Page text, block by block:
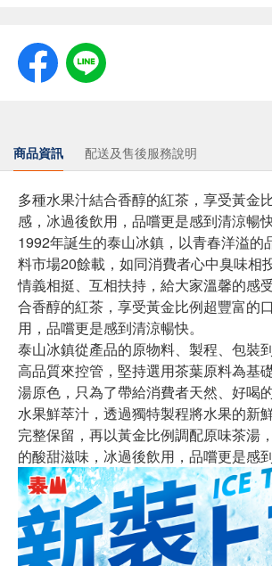
商品資訊 配送及售後服務說明
多種水果汁結合香醇的紅茶，享受黃金
感，冰過後飲用，品嚐更是感到清涼暢快
1992年誕生的泰山冰鎮，以青春洋溢的
料市場20餘載，如同消費者心中臭味相
情義相挺、互相扶持，給大家溫馨的感
合香醇的紅茶，享受黃金比例超豐富的
用，品嚐更是感到清涼暢快。
泰山冰鎮從產品的原物料、製程、包裝
高品質來控管，堅持選用茶葉原料為基
湯原色，只為了帶給消費者天然、好喝
水果鮮萃汁，透過獨特製程將水果的新
完整保留，再以黃金比例調配原味茶湯
的酸甜滋味，冰過後飲用，品嚐更是感